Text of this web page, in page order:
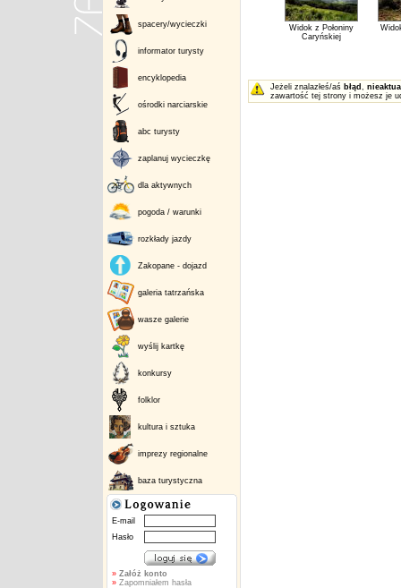
spacery/wycieczki
informator turysty
encyklopedia
ośrodki narciarskie
abc turysty
zaplanuj wycieczkę
dla aktywnych
pogoda / warunki
rozkłady jazdy
Zakopane - dojazd
galeria tatrzańska
wasze galerie
wyślij kartkę
konkursy
folklor
kultura i sztuka
imprezy regionalne
baza turystyczna
E-mail
Hasło
» Załóż konto
»Zapomniałem hasła
Widok z Połoniny
Caryńskiej
Jeżeli znalazłeś/aś błąd ,
zawartość tej strony i możesz je